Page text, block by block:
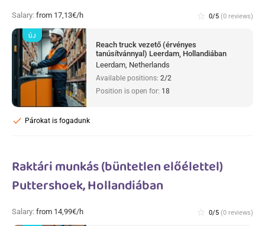
Salary: from 17,13€/h star_border 0/5 (0 reviews)
Reach truck vezető (érvényes
tanúsítvánnyal) Leerdam, Hollandiában
Leerdam, Netherlands
Available positions: 2/2
Position is open for: 18
Párokat is fogadunk
check
ÚJ
Raktári munkás (büntetlen előélettel)
Puttershoek, Hollandiában
Salary: from 14,99€/h star_border 0/5 (0 reviews)